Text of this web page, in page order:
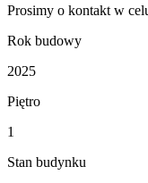
Prosimy o kontakt w
Rok budowy
2025
Piętro
1
Stan budynku